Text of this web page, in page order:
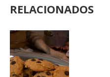
RELACIONADOS